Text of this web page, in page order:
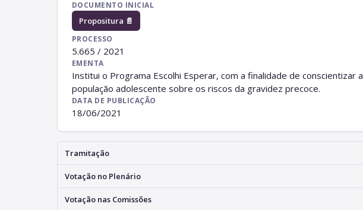
DOCUMENTO INICIAL
Propositura 📄
PROCESSO
5.665 / 2021
EMENTA
Institui o Programa Escolhi Esperar, com a finalidade de conscientizar a
população adolescente sobre os riscos da gravidez precoce.
DATA DE PUBLICAÇÃO
18/06/2021
Tramitação
Votação no Plenário
Votação nas Comissões